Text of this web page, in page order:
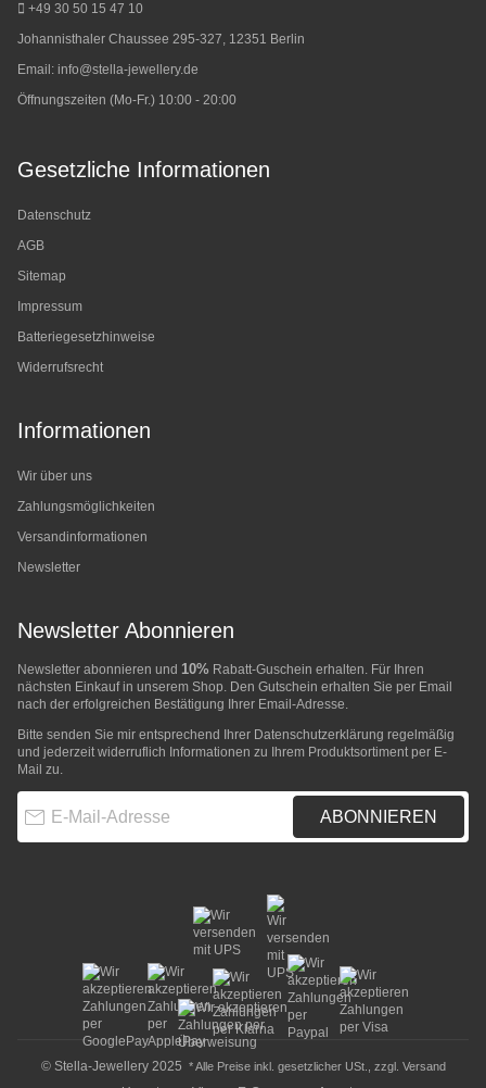
+49 30 50 15 47 10
Johannisthaler Chaussee 295-327, 12351 Berlin
Email: info@stella-jewellery.de
Öffnungszeiten (Mo-Fr.) 10:00 - 20:00
Gesetzliche Informationen
Datenschutz
AGB
Sitemap
Impressum
Batteriegesetzhinweise
Widerrufsrecht
Informationen
Wir über uns
Zahlungsmöglichkeiten
Versandinformationen
Newsletter
Newsletter Abonnieren
Newsletter abonnieren und 10% Rabatt-Guschein erhalten. Für Ihren
nächsten Einkauf in unserem Shop. Den Gutschein erhalten Sie per Email
nach der erfolgreichen Bestätigung Ihrer Email-Adresse.
Bitte senden Sie mir entsprechend Ihrer Datenschutzerklärung regelmäßig
und jederzeit widerruflich Informationen zu Ihrem Produktsortiment per E-
Mail zu.
ABONNIEREN
© Stella-Jewellery 2025 * Alle Preise inkl. gesetzlicher USt., zzgl. Versand